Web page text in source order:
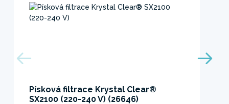
Písková filtrace Krystal Clear®
SX2100 (220-240 V) (26646)